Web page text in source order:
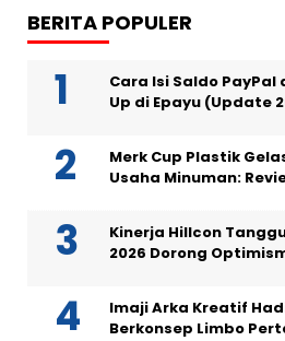
BERITA POPULER
Cara Isi Saldo PayPal
Up di Epayu (Update
Merk Cup Plastik
Usaha Minuman:
Kinerja Hillcon
2026 Dorong
Imaji Arka Kreatif
Berkonsep Limbo